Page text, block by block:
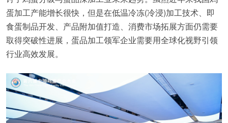
蛋加工产能增长很快，但是在低温冷冻(冷浸)加工技术、即
食蛋制品开发、产品附加值打造、消费市场拓展方面仍需要
取得突破性进展，蛋品加工领军企业需要用全球化视野引领
行业高效发展。